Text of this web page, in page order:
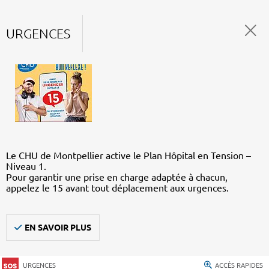
URGENCES
Le CHU de Montpellier active le Plan Hôpital en Tension –
Niveau 1.
Pour garantir une prise en charge adaptée à chacun,
appelez le 15 avant tout déplacement aux urgences.
EN SAVOIR PLUS
URGENCES ACCÈS RAPIDES